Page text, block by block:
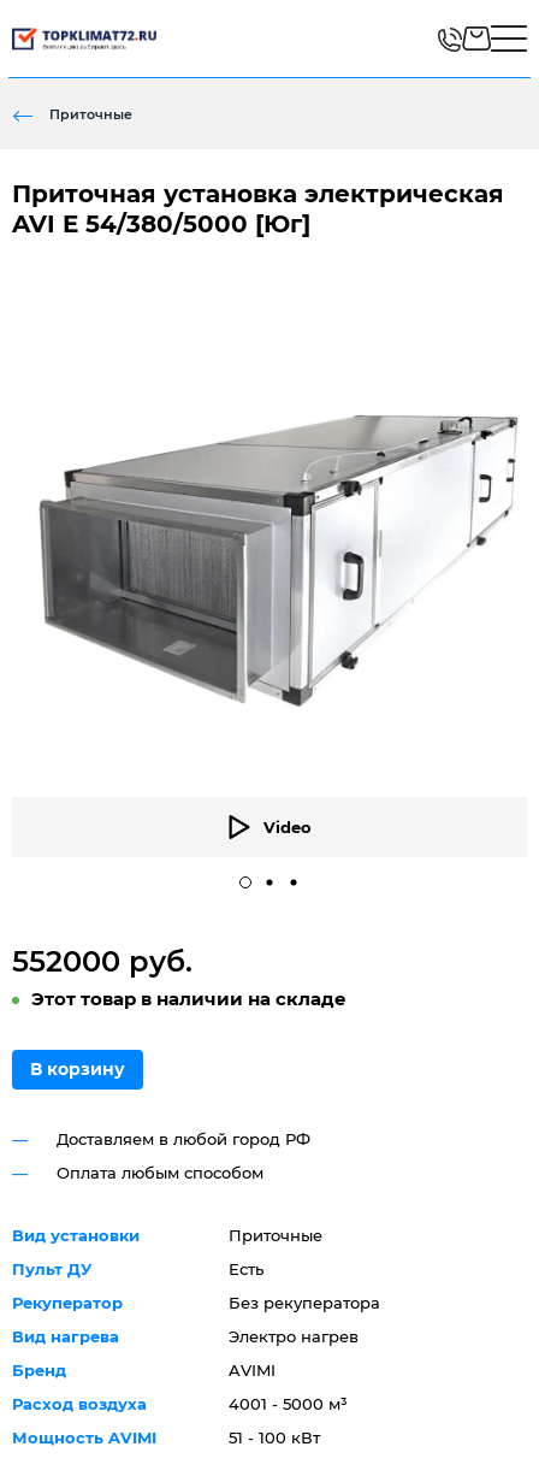
Приточные
Приточная установка электрическая
AVI E 54/380/5000 [Юг]
Video
552000 руб.
Этот товар в наличии на складе
В корзину
Доставляем в любой город РФ
Оплата любым способом
Вид установки
Приточные
Пульт ДУ
Есть
Рекуператор
Без рекуператора
Вид нагрева
Электро нагрев
Бренд
AVIMI
Расход воздуха
4001 - 5000 м³
Мощность AVIMI
51 - 100 кВт